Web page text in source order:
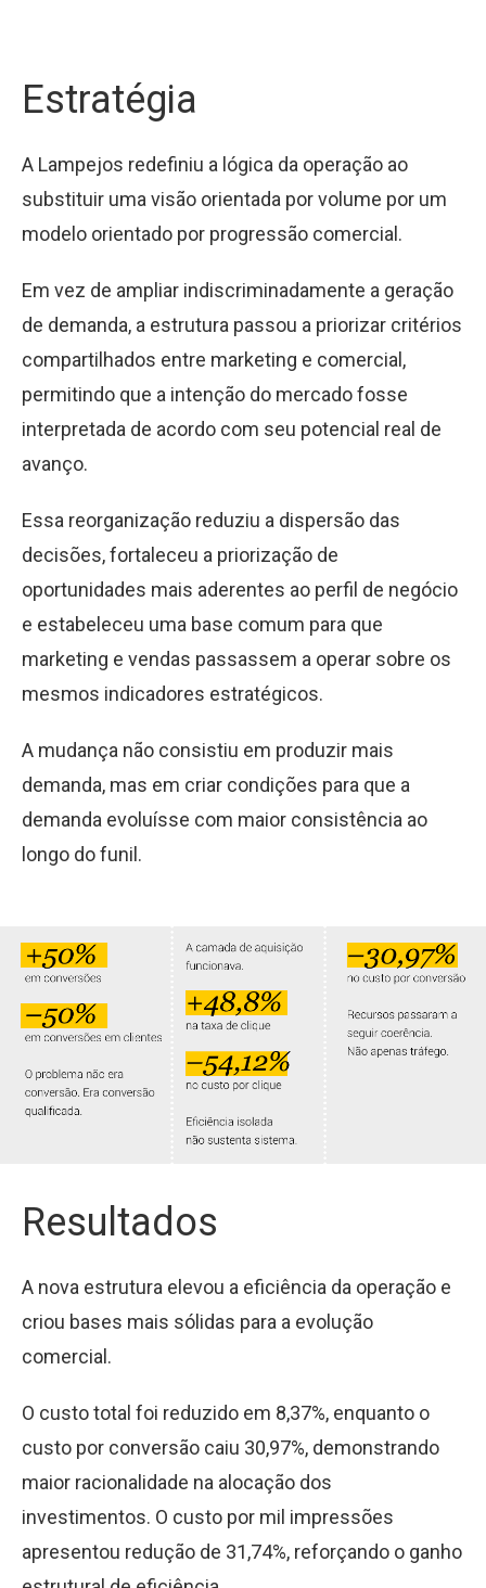
Estratégia
A Lampejos redefiniu a lógica da operação ao
substituir uma visão orientada por volume por um
modelo orientado por progressão comercial.
Em vez de ampliar indiscriminadamente a geração
de demanda, a estrutura passou a priorizar critérios
compartilhados entre marketing e comercial,
permitindo que a intenção do mercado fosse
interpretada de acordo com seu potencial real de
avanço.
Essa reorganização reduziu a dispersão das
decisões, fortaleceu a priorização de
oportunidades mais aderentes ao perfil de negócio
e estabeleceu uma base comum para que
marketing e vendas passassem a operar sobre os
mesmos indicadores estratégicos.
A mudança não consistiu em produzir mais
demanda, mas em criar condições para que a
demanda evoluísse com maior consistência ao
longo do funil.
Resultados
A nova estrutura elevou a eficiência da operação e
criou bases mais sólidas para a evolução
comercial.
O custo total foi reduzido em 8,37%, enquanto o
custo por conversão caiu 30,97%, demonstrando
maior racionalidade na alocação dos
investimentos. O custo por mil impressões
apresentou redução de 31,74%, reforçando o ganho